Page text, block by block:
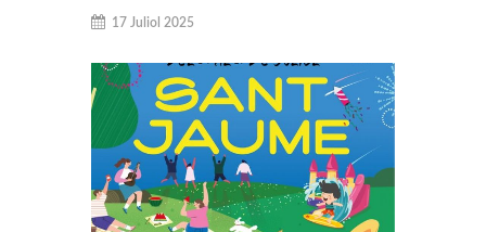
17 Juliol 2025